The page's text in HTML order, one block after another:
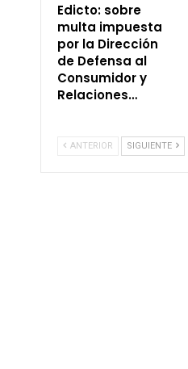
Edicto: sobre
multa impuesta
por la Dirección
de Defensa al
Consumidor y
Relaciones…
ANTERIOR SIGUIENTE